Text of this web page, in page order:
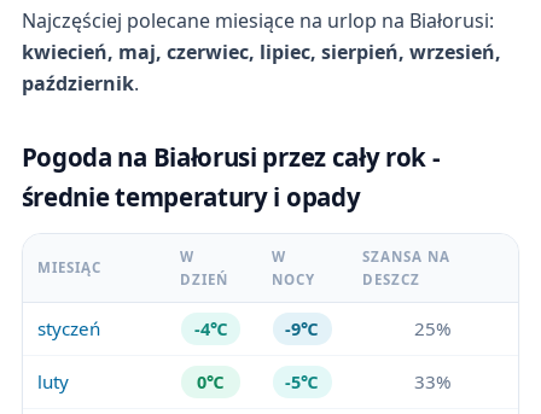
Najczęściej polecane miesiące na urlop na Białorusi:
kwiecień, maj, czerwiec, lipiec, sierpień, wrzesień,
październik.
Pogoda na Białorusi przez cały rok -
średnie temperatury i opady
MIESIĄC
W
DZIEŃ
W
NOCY
SZANSA NA
DESZCZ
styczeń -4℃ -9℃ 25%
luty 0℃ -5℃ 33%